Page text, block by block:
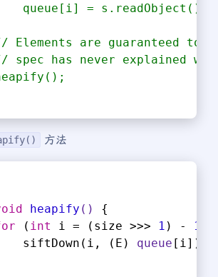
= s.readObject();
are guaranteed to be
never explained what
方法
heapify ()
{
( int i = (size >>> 1 ) - 1
(E) queue [i]);